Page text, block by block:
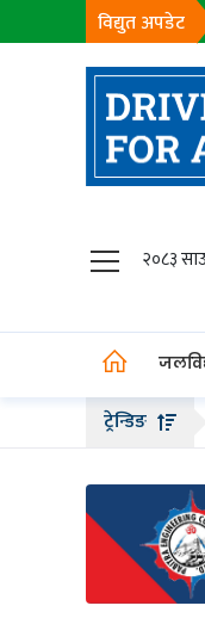
विद्युत अपडेट
सहायक कम्पनी :१८३९८
२०८३
वायु
बायोग्यास
पेट्रोलियम
अन्तर्राष्ट्रिय
जलवायु
ट्रेन्डिङ
हकप्रद सेयर जारी गर्दै,